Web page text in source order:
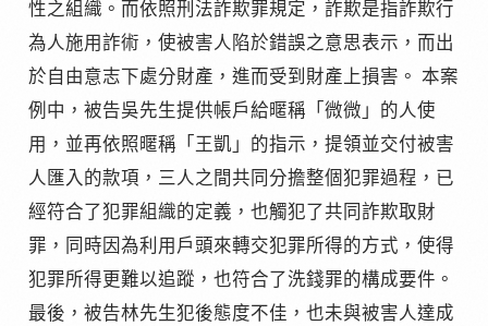
性之組織。而依照刑法詐欺罪規定，詐欺是指詐欺行
為人施用詐術，使被害人陷於錯誤之意思表示，而出
於自由意志下處分財產，進而受到財產上損害。 本案
例中，被告吳先生提供帳戶給暱稱「微微」的人使
用，並再依照暱稱「王凱」的指示，提領並交付被害
人匯入的款項，三人之間共同分擔整個犯罪過程，已
經符合了犯罪組織的定義，也觸犯了共同詐欺取財
罪，同時因為利用戶頭來轉交犯罪所得的方式，使得
犯罪所得更難以追蹤，也符合了洗錢罪的構成要件。
最後，被告林先生犯後態度不佳，也未與被害人達成